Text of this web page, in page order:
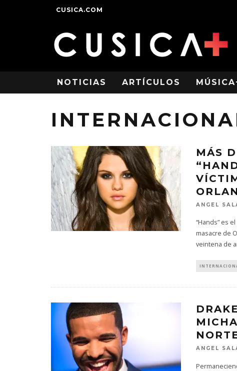
CUSICA.COM
NOTICIAS ARTÍCULOS
MÁS
ANGEL
“Hands” es
masacre de
veintena de
ANGEL